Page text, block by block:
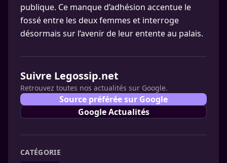
publique. Ce manque d’adhésion accentue le
fossé entre les deux femmes et interroge
désormais sur l’avenir de leur entente au palais.
Suivre Legossip.net
Retrouvez toutes nos actualités sur Google.
Source préférée sur Google
Google Actualités
CATÉGORIE